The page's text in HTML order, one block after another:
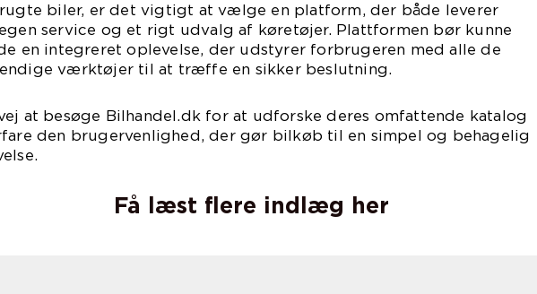
biler, er det vigtigt at vælge en platform, der både leverer
service og et rigt udvalg af køretøjer. Plattformen bør kunne
en integreret oplevelse, der udstyrer forbrugeren med alle de
værktøjer til at træffe en sikker beslutning.
at besøge Bilhandel.dk for at udforske deres omfattende katalog
den brugervenlighed, der gør bilkøb til en simpel og behagelig
Få læst flere indlæg her